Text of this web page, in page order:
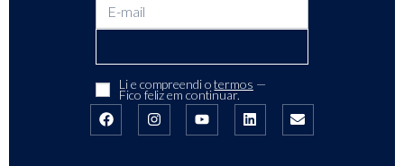
Li e compreendi otermos —
Fico feliz em continuar.